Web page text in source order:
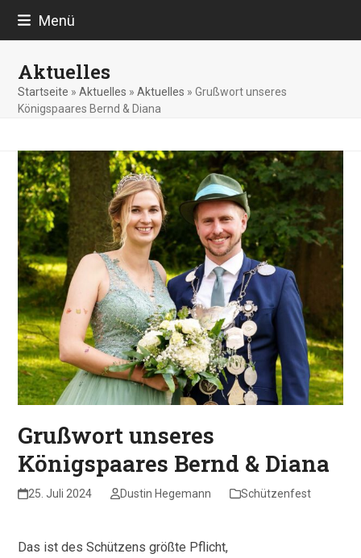
Menü
Aktuelles
Startseite »Aktuelles »Aktuelles »Grußwort unseres
Königspaares Bernd & Diana
Grußwort unseres
Königspaares Bernd & Diana
25. Juli 2024 Dustin Hegemann Schützenfest
Das ist des Schützens größte Pflicht,